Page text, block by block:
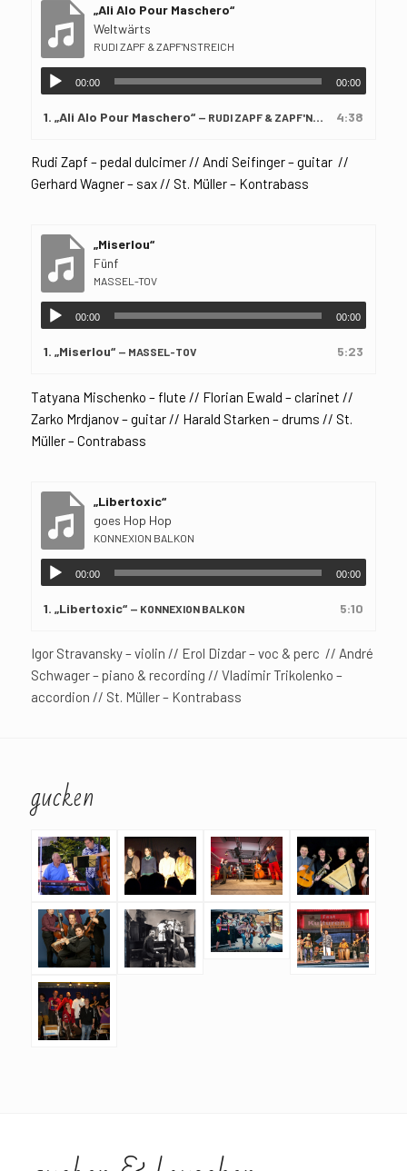
„Ali Alo Pour Maschero“
Weltwärts
RUDI ZAPF & ZAPF'NSTREICH
00:00 00:00
1. „Ali Alo Pour Maschero“ — RUDI ZAPF & ZAPF'NSTREICH 4:38
Rudi Zapf – pedal dulcimer // Andi Seifinger – guitar //
Gerhard Wagner – sax // St. Müller – Kontrabass
„Miserlou“
Fünf
MASSEL-TOV
00:00 00:00
1. „Miserlou“ — MASSEL-TOV 5:23
Tatyana Mischenko – flute // Florian Ewald – clarinet //
Zarko Mrdjanov – guitar // Harald Starken – drums // St.
Müller – Contrabass
„Libertoxic“
goes Hop Hop
KONNEXION BALKON
00:00 00:00
1. „Libertoxic“ — KONNEXION BALKON 5:10
Igor Stravansky – violin // Erol Dizdar – voc & perc // André
Schwager – piano & recording // Vladimir Trikolenko –
accordion // St. Müller – Kontrabass
gucken